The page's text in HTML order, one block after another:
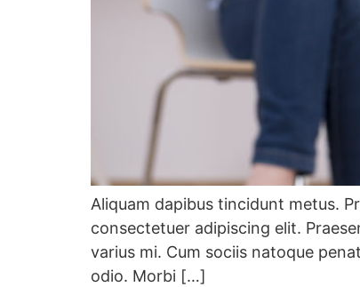
Aliquam dapibus tincidunt metus.
consectetuer adipiscing elit.
varius mi. Cum sociis natoque
odio. Morbi […]